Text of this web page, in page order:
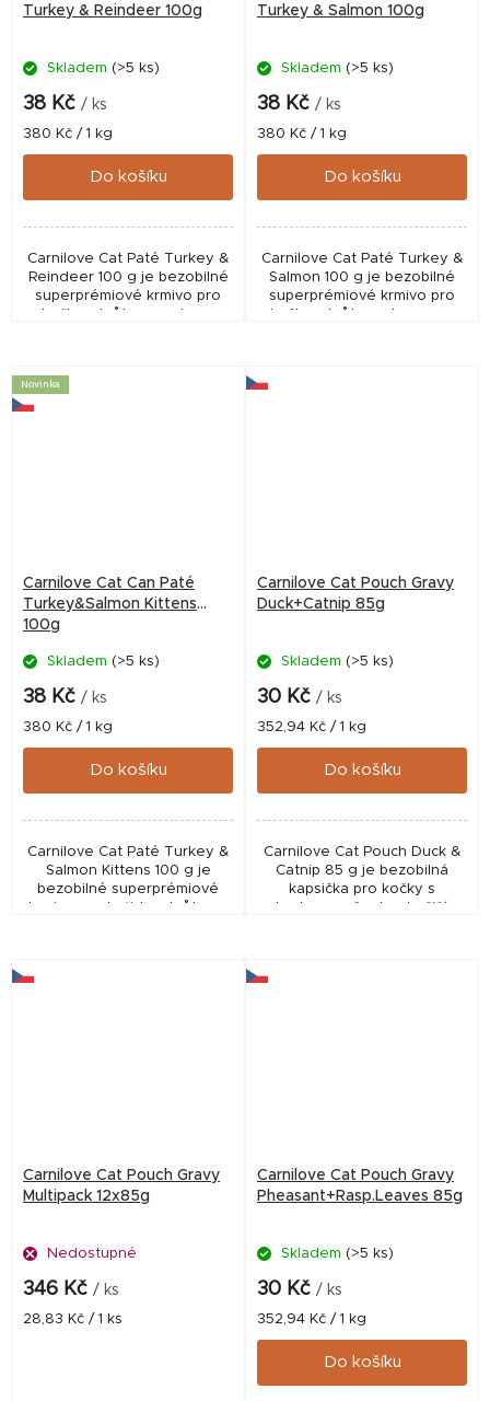
Turkey & Reindeer 100g
Skladem (>5 ks)
38 Kč / ks
Měrná
cena:
380 Kč / 1 kg
Do košíku
Carnilove Cat Paté Turkey &
Reindeer 100 g je bezobilné
superprémiové krmivo pro
Turkey & Salmon 100g
Skladem (>5 ks)
38 Kč / ks
Měrná
cena:
380 Kč / 1 kg
Do košíku
Carnilove Cat Paté Turkey &
Salmon 100 g je bezobilné
superprémiové krmivo pro
Novinka
Carnilove Cat Can Paté
Turkey&Salmon Kittens
100g
Skladem (>5 ks)
38 Kč / ks
Měrná
cena:
380 Kč / 1 kg
Do košíku
Carnilove Cat Paté Turkey &
Salmon Kittens 100 g je
bezobilné superprémiové
krmivo pro koťata s krůtou a
Carnilove Cat Pouch Gravy
Duck+Catnip 85g
Skladem (>5 ks)
30 Kč / ks
Měrná
cena:
352,94 Kč / 1 kg
Do košíku
Carnilove Cat Pouch Duck &
Catnip 85 g je bezobilná
kapsička pro kočky s
kachnou a šantou kočičí.
Carnilove Cat Pouch Gravy
Multipack 12x85g
Nedostupné
346 Kč / ks
Měrná
28,83 Kč / 1 ks
Carnilove Cat Pouch Gravy
Pheasant+Rasp.Leaves 85g
Skladem (>5 ks)
30 Kč / ks
Měrná
cena:
352,94 Kč / 1 kg
Do košíku